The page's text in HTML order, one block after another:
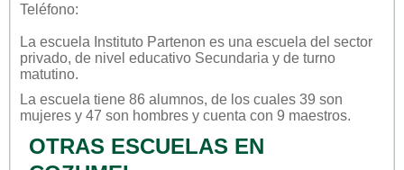
Teléfono:
La escuela Instituto Partenon es una escuela del sector
privado, de nivel educativo Secundaria y de turno
matutino.
La escuela tiene 86 alumnos, de los cuales 39 son
mujeres y 47 son hombres y cuenta con 9 maestros.
OTRAS ESCUELAS EN